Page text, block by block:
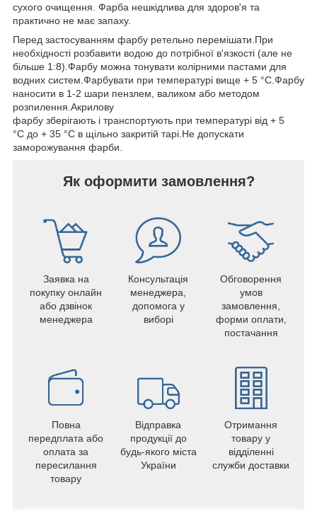
сухого очищення. Фарба нешкідлива для здоров'я та
практично не має запаху.
Перед застосуванням фарбу ретельно перемішати.При
необхідності розбавити водою до потрібної в'язкості (але не
більше 1:8).Фарбу можна тонувати колірними пастами для
водних систем.Фарбувати при температурі вище + 5 °С.Фарбу
наносити в 1-2 шари пензлем, валиком або методом
розпилення.Акрилову
фарбу зберігають і транспортують при температурі від + 5
°С до + 35 °С в щільно закритій тарі.Не допускати
заморожування фарби.
Як оформити замовлення?
Заявка на
покупку онлайн
або дзвінок
менеджера
Консультація
менеджера,
допомога у
виборі
Обговорення
умов
замовлення,
форми оплати,
постачання
Повна
передплата або
оплата за
пересилання
товару
Відправка
продукції до
будь-якого міста
України
Отримання
товару у
відділенні
служби доставки